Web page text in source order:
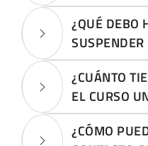
¿QUÉ DEBO
¿CUÁNTO
EL CURSO
¿CÓMO